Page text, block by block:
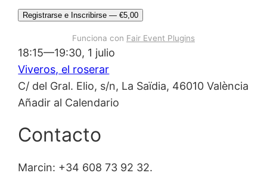
Registrarse e Inscribirse — €5,00
Funciona con Fair Event Plugins
18:15—19:30, 1 julio
Viveros, el roserar
C/ del Gral. Elio, s/n, La Saïdia, 46010 València
Añadir al Calendario
Contacto
Marcin: +34 608 73 92 32.